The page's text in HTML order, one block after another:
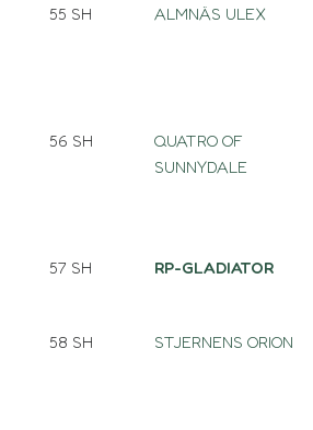
55 SH ALMNÄS ULEX
56 SH
QUATRO OF
SUNNYDALE
57 SH RP-GLADIATOR
58 SH STJERNENS ORION